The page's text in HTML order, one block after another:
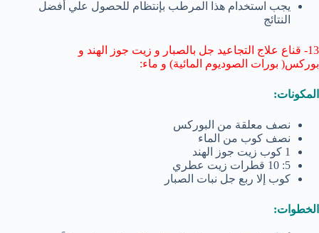
يجب استخدام هذا المرطب بإنتظام للحصول علي أفضل
النتائج
13- قناع علاج التجاعيد جل بالصبار و زيت جوز الهند و
بوركس( بورات الصوديوم المائية) و ماء:
المكونات:
نصف معلقة من البوركس
نصف كوب من الماء
1 كوب زيت جوز الهند
5: 10 قطرات زيت عطري
كوب إلا ربع جل نبات الصبار
الخطوات: